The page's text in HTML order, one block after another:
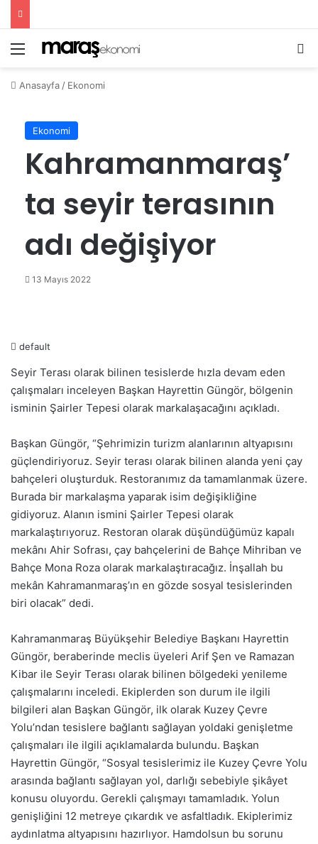
Menü
Anasayfa / Ekonomi
Ekonomi
Kahramanmaraş’
ta seyir terasının
adı değişiyor
13 Mayıs 2022
default
Seyir Terası olarak bilinen tesislerde hızla devam eden
çalışmaları inceleyen Başkan Hayrettin Güngör, bölgenin
isminin Şairler Tepesi olarak markalaşacağını açıkladı.
Başkan Güngör, “Şehrimizin turizm alanlarının altyapısını
güçlendiriyoruz. Seyir terası olarak bilinen alanda yeni çay
bahçeleri oluşturduk. Restoranımız da tamamlanmak üzere.
Burada bir markalaşma yaparak isim değişikliğine
gidiyoruz. Alanın ismini Şairler Tepesi olarak
markalaştırıyoruz. Restoran olarak düşündüğümüz kapalı
mekânı Ahir Sofrası, çay bahçelerini de Bahçe Mihriban ve
Bahçe Mona Roza olarak markalaştıracağız. İnşallah bu
mekân Kahramanmaraş’ın en gözde sosyal tesislerinden
biri olacak” dedi.
Kahramanmaraş Büyükşehir Belediye Başkanı Hayrettin
Güngör, beraberinde meclis üyeleri Arif Şen ve Ramazan
Kibar ile Seyir Terası olarak bilinen bölgedeki yenileme
çalışmalarını inceledi. Ekiplerden son durum ile ilgili
bilgileri alan Başkan Güngör, ilk olarak Kuzey Çevre
Yolu’ndan tesislere bağlantı sağlayan yoldaki genişletme
çalışmaları ile ilgili açıklamalarda bulundu. Başkan
Hayrettin Güngör, “Sosyal tesislerimiz ile Kuzey Çevre Yolu
arasında bağlantı sağlayan yol, darlığı sebebiyle şikâyet
konusu oluyordu. Gerekli çalışmayı tamamladık. Yolun
genişliğini 12 metreye çıkardık ve asfaltladık. Ekiplerimiz
aydınlatma altyapısını hazırlıyor. Hamdolsun bu sorunu